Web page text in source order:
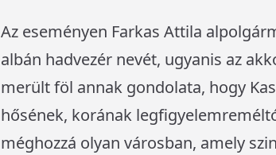
Az eseményen Farkas Attila
albán hadvezér nevét, ugyanis az
merült föl annak gondolata, hogy
hősének, korának
méghozzá olyan városban, amely